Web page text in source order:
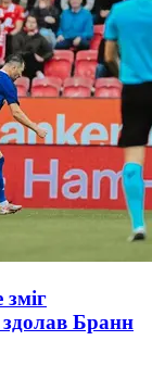
зміг
Бранн